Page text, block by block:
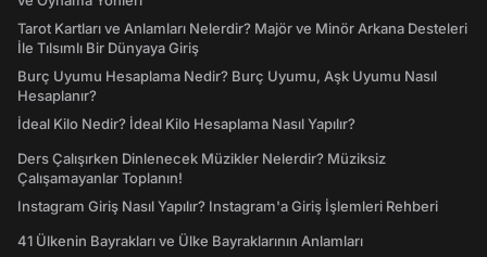
Tarot Kartları ve Anlamları Nelerdir? Majör ve Minör Arkana Desteleri
İle Tılsımlı Bir Dünyaya Giriş
Burç Uyumu Hesaplama Nedir? Burç Uyumu, Aşk Uyumu Nasıl
Hesaplanır?
İdeal Kilo Nedir? İdeal Kilo Hesaplama Nasıl Yapılır?
Ders Çalışırken Dinlenecek Müzikler Nelerdir? Müziksiz
Çalışamayanlar Toplanın!
Instagram Giriş Nasıl Yapılır? Instagram'a Giriş İşlemleri Rehberi
41 Ülkenin Bayrakları ve Ülke Bayraklarının Anlamları